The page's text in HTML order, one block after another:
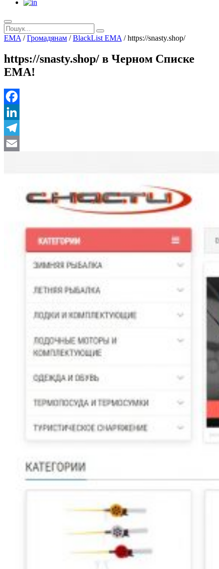
EMA /Громадянам /BlackList EMA /https://snasty.shop/
https://snasty.shop/ в Черном Списке
ЕМА!
Facebook
LinkedIn
Telegram